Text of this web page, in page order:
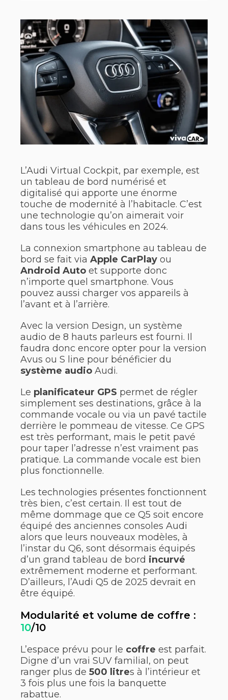
L’Audi Virtual Cockpit, par exemple, est
un tableau de bord numérisé et
digitalisé qui apporte une énorme
touche de modernité à l’habitacle. C’est
une technologie qu’on aimerait voir
dans tous les véhicules en 2024.
La connexion smartphone au tableau de
bord se fait via Apple CarPlay ou
Android Auto et supporte donc
n’importe quel smartphone. Vous
pouvez aussi charger vos appareils à
l’avant et à l’arrière.
Avec la version Design, un système
audio de 8 hauts parleurs est fourni. Il
faudra donc encore opter pour la version
Avus ou S line pour bénéficier du
système audio Audi.
Le planificateur GPS permet de régler
simplement ses destinations, grâce à la
commande vocale ou via un pavé tactile
derrière le pommeau de vitesse. Ce GPS
est très performant, mais le petit pavé
pour taper l’adresse n’est vraiment pas
pratique. La commande vocale est bien
plus fonctionnelle.
Les technologies présentes fonctionnent
très bien, c’est certain. Il est tout de
même dommage que ce Q5 soit encore
équipé des anciennes consoles Audi
alors que leurs nouveaux modèles, à
l’instar du Q6, sont désormais équipés
d’un grand tableau de bord incurvé
extrêmement moderne et performant.
D’ailleurs, l’Audi Q5 de 2025 devrait en
être équipé.
Modularité et volume de coffre :
10/10
L’espace prévu pour le coffre est parfait.
Digne d’un vrai SUV familial, on peut
ranger plus de 500 litres à l’intérieur et
3 fois plus une fois la banquette
rabattue.